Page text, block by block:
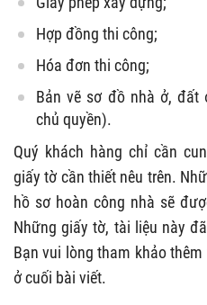
Hợp đồng thi công;
Hóa đơn thi công;
Bản vẽ sơ đồ nhà ở, đất
chủ quyền).
Quý khách hàng chỉ cần
giấy tờ cần thiết nêu trên.
hồ sơ hoàn công nhà sẽ
Những giấy tờ, tài liệu này
Bạn vui lòng tham khảo
ở cuối bài viết.